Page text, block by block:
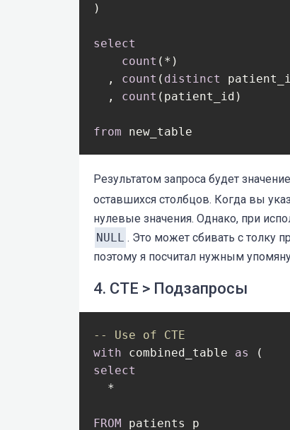
)
select
count (*)
  ,
count ( distinct
  ,
count (patient_id)
from new_table
Результатом запроса будет значение
оставшихся столбцов. Когда вы
нулевые значения. Однако, при
NULL . Это может сбивать с толку
поэтому я посчитал нужным
4. CTE > Подзапросы
-- Use of CTE
with combined_table as
select
  *
FROM